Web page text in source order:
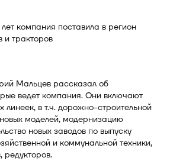
Мальцев рассказал об
ведет компания. Они включают
линеек, в т.ч. дорожно-строительной
моделей, модернизацию
новых заводов по выпуску
и коммунальной техники,
редукторов.